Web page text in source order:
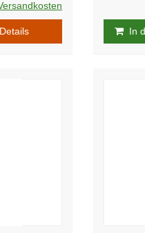
In